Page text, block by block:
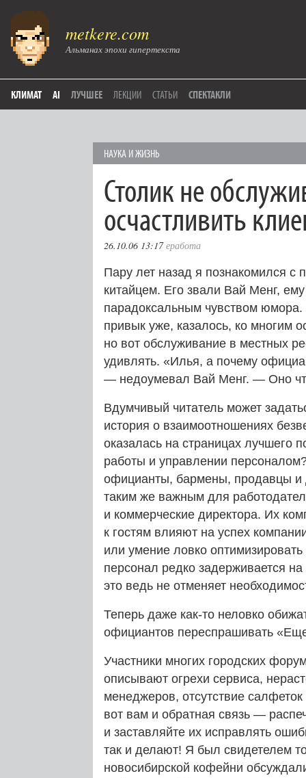
metkere.com
Альманах эпохи гипертекста
КЛИМАТ AI ЛУЧШЕЕ ЛЕКЦИИ СТАТЬИ СПЕКТАКЛИ
НАУКА И ЖИЗНЬ
Столик не
осчастливить
26.10.06 13:17 еработа
Пару лет назад я познакомился с
китайцем. Его звали Вай Менг,
парадоксальным чувством
привык уже, казалось, ко многим
но вот обслуживание в местных
удивлять. «Илья, а почему
— недоумевал Вай Менг. — Оно
Вдумчивый читатель может
история о взаимоотношениях
оказалась на страницах лучшего
работы и управлении
официанты, бармены, продавцы и
таким же важным для
и коммерческие директора. Их
к гостям влияют на успех
или умение ловко
персонал редко задерживается
это ведь не отменяет
Теперь даже как-то неловко
официантов переспрашивать
Участники многих городских
описывают огрехи сервиса,
менеджеров, отсутствие
вот вам и обратная связь —
и заставляйте их исправлять
так и делают! Я был свидетелем
новосибирской кофейни